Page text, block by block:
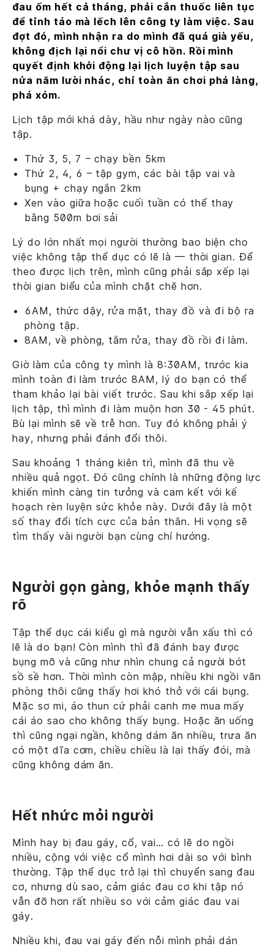
đau ốm hết cả tháng, phải cắn thuốc liên tục
để tỉnh táo mà lếch lên công ty làm việc. Sau
đợt đó, mình nhận ra do mình đã quá già yếu,
không địch lại nổi chư vị cô hồn. Rồi mình
quyết định khởi động lại lịch luyện tập sau
nửa năm lười nhác, chỉ toàn ăn chơi phá làng,
phá xóm.
Lịch tập mới khá dày, hầu như ngày nào cũng
tập.
Thứ 3, 5, 7 – chạy bền 5km
Thứ 2, 4, 6 – tập gym, các bài tập vai và
bụng + chạy ngắn 2km
Xen vào giữa hoặc cuối tuần có thể thay
bằng 500m bơi sải
Lý do lớn nhất mọi người thường bao biện cho
việc không tập thể dục có lẽ là — thời gian. Để
theo được lịch trên, mình cũng phải sắp xếp lại
thời gian biểu của mình chặt chẽ hơn.
6AM, thức dậy, rửa mặt, thay đồ và đi bộ ra
phòng tập.
8AM, về phòng, tắm rửa, thay đồ rồi đi làm.
Giờ làm của công ty mình là 8:30AM, trước kia
mình toàn đi làm trước 8AM, lý do bạn có thể
tham khảo lại bài viết trước. Sau khi sắp xếp lại
lịch tập, thì mình đi làm muộn hơn 30 - 45 phút.
Bù lại mình sẽ về trễ hơn. Tuy đó không phải ý
hay, nhưng phải đánh đổi thôi.
Sau khoảng 1 tháng kiên trì, mình đã thu về
nhiều quả ngọt. Đó cũng chính là những động lực
khiến mình càng tin tưởng và cam kết với kế
hoạch rèn luyện sức khỏe này. Dưới đây là một
số thay đổi tích cực của bản thân. Hi vọng sẽ
tìm thấy vài người bạn cùng chí hướng.
Người gọn gàng, khỏe mạnh thấy
rõ
Tập thể dục cái kiểu gì mà người vẫn xấu thì có
lẽ là do bạn! Còn mình thì đã đánh bay được
bụng mỡ và cũng như nhìn chung cả người bớt
sồ sề hơn. Thời mình còn mập, nhiều khi ngồi văn
phòng thôi cũng thấy hơi khó thở với cái bụng.
Mặc sơ mi, áo thun cứ phải canh me mua mấy
cái áo sao cho không thấy bụng. Hoặc ăn uống
thì cũng ngại ngần, không dám ăn nhiều, trưa ăn
có một dĩa cơm, chiều chiều là lại thấy đói, mà
cũng không dám ăn.
Hết nhức mỏi người
Mình hay bị đau gáy, cổ, vai… có lẽ do ngồi
nhiều, cộng với việc cổ mình hơi dài so với bình
thường. Tập thể dục trở lại thì chuyển sang đau
cơ, nhưng dù sao, cảm giác đau cơ khi tập nó
vẫn đỡ hơn rất nhiều so với cảm giác đau vai
gáy.
Nhiều khi, đau vai gáy đến nỗi mình phải dán